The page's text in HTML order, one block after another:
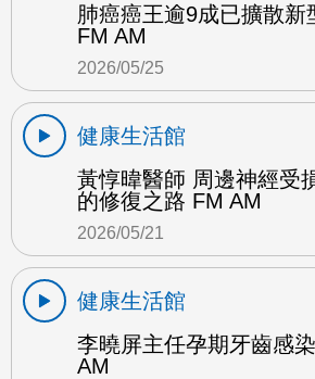
肺癌癌王逾9成已擴散新
FM AM
2026/05/25
健康生活館
黃惇暐醫師 周邊神經受
的修復之路 FM AM
2026/05/21
健康生活館
李曉屏主任孕期牙齒感
AM